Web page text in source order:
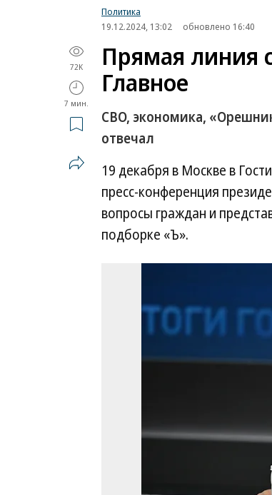
Политика
19.12.2024, 13:02
обновлено 16:40
72K
7 мин.
Прямая линия
Главное
СВО, экономика,
отвечал
19 декабря в Москве в
пресс-конференция
вопросы граждан и
подборке «Ъ».